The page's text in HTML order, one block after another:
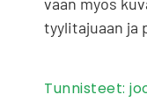
tyylitajuaan ja
Tunnisteet: